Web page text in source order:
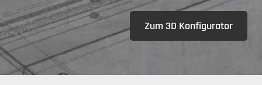
Zum 3D Konfigurator